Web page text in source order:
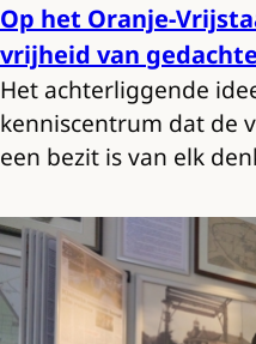
Op het Oranje-
vrijheid van gedachte
Het achterliggende
kenniscentrum dat de
een bezit is van elk